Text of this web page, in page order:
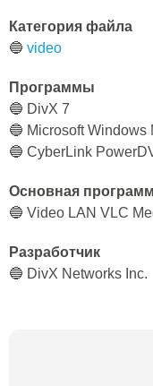
Категория файла
🔵 video
Программы
🔵 DivX 7
🔵 Microsoft Windows
🔵 CyberLink
Основная
🔵 Video LAN VLC
Разработчик
🔵 DivX Networks Inc.